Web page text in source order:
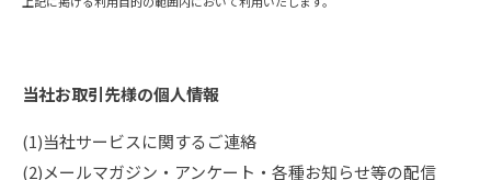
当社お取引先様の個人情報
(1)当社サービスに関するご連絡
(2)メールマガジン・アンケート・各種お知らせ等の配信